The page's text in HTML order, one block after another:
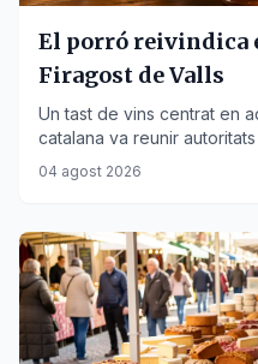
El porró reivindica
Firagost de Valls
Un tast de vins centrat en
catalana va reunir
de la fira.
04 agost 2026